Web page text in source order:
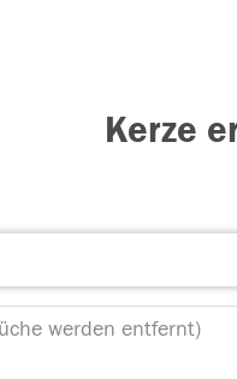
Kerze